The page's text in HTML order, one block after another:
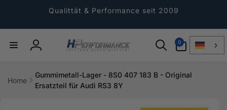
Qualittät & Performance seit 2009
Einloggen
0
Artikel
Home
Gummimetall-Lager - 8S0 407 183 B - Original
Ersatzteil für Audi RS3 8Y